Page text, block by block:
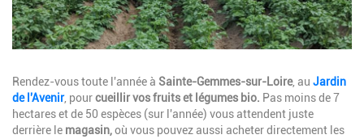
Description
Rendez-vous toute l'année à Sainte-Gemmes-sur-Loire, au Jardin
de l'Avenir, pourcueillir vos fruits et légumes bio. Pas moins de 7
hectares et de 50 espèces (sur l'année) vous attendent juste
derrière le magasin,où vous pouvez aussi acheter directement les